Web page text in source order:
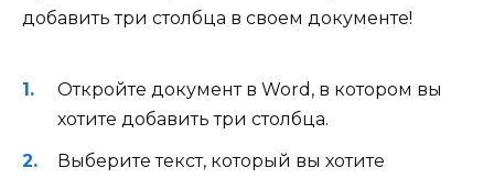
добавить три столбца в своем документе!
Откройте документ в Word, в котором вы
хотите добавить три столбца.
Выберите текст, который вы хотите